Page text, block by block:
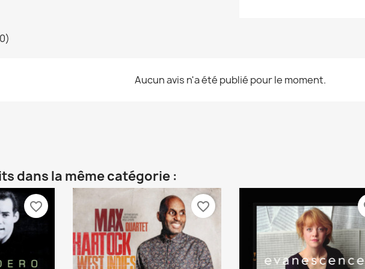
Aucun avis n'a été publié pour le moment.
dans la même catégorie :
favorite_border favorite_border